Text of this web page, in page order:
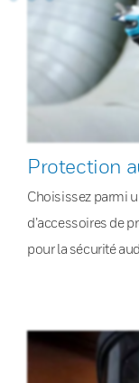
Protection
Choisissez parmi
d’accessoires de
pour la sécurité